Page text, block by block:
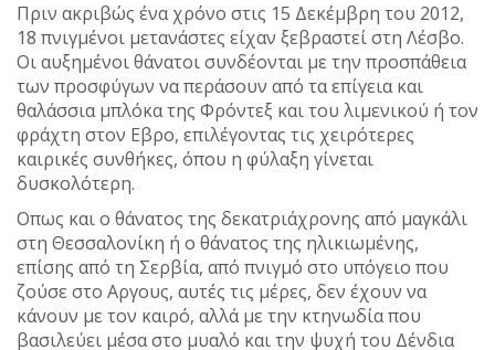
Πριν ακριβώς ένα χρόνο στις 15 Δεκέμβρη του 2012,
18 πνιγμένοι μετανάστες είχαν ξεβραστεί στη Λέσβο.
Οι αυξημένοι θάνατοι συνδέονται με την προσπάθεια
των προσφύγων να περάσουν από τα επίγεια και
θαλάσσια μπλόκα της Φρόντεξ και του λιμενικού ή τον
φράχτη στον Εβρο, επιλέγοντας τις χειρότερες
καιρικές συνθήκες, όπου η φύλαξη γίνεται
δυσκολότερη.
Οπως και ο θάνατος της δεκατριάχρονης από μαγκάλι
στη Θεσσαλονίκη ή ο θάνατος της ηλικιωμένης,
επίσης από τη Σερβία, από πνιγμό στο υπόγειο που
ζούσε στο Αργους, αυτές τις μέρες, δεν έχουν να
κάνουν με τον καιρό, αλλά με την κτηνωδία που
βασιλεύει μέσα στο μυαλό και την ψυχή του Δένδια